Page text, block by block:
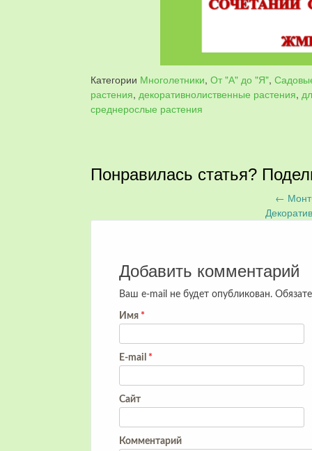
Категории Многолетники, От "А" до "Я",
растения, декоративнолиственные растения,
среднерослые растения
Понравилась статья?
Запись
←
Добавить комментарий
Ваш e-mail не будет опубликован.
Имя *
E-mail *
Сайт
Комментарий